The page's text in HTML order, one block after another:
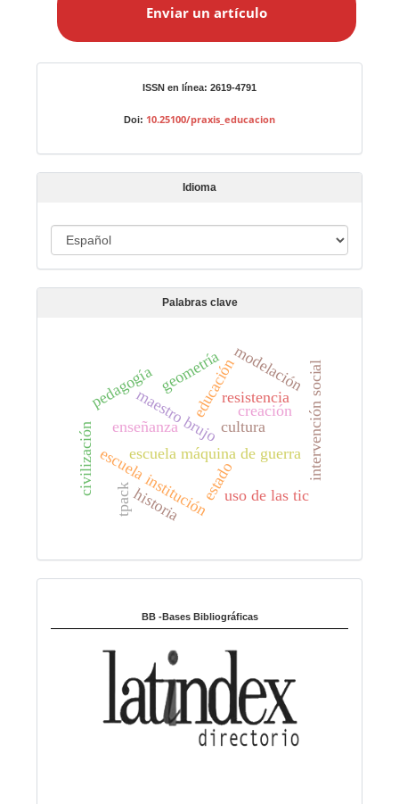
a
l
o
Enviar un artículo
ISSN en línea: 2619-4791
Doi: 10.25100/praxis_educacion
Idioma
d
o
Palabras clave
escuela máquina de guerra
escuela instituciónestado
cultura
civilización
resistencia
maestro brujo
educación
pedagogía intervención social
uso de las tic
geometría
historia
modelación
creación
enseñanza
tpack
BB -Bases Bibliográficas